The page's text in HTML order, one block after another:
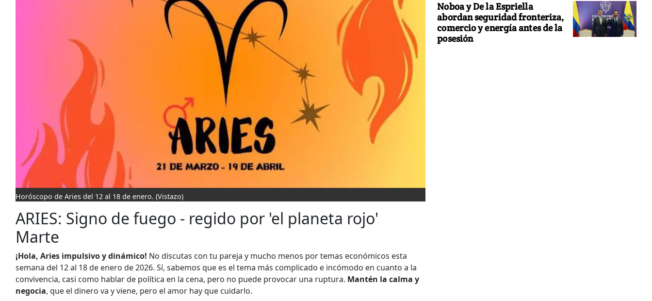
Horóscopo de Aries del 12 al 18 de enero. (Vistazo)
ARIES: Signo de fuego - regido por 'el planeta rojo'
Marte
¡Hola, Aries impulsivo y dinámico! No discutas con tu pareja y mucho menos por temas económicos esta
semana del 12 al 18 de enero de 2026. Sí, sabemos que es el tema más complicado e incómodo en cuanto a la
convivencia, casi como hablar de política en la cena, pero no puede provocar una ruptura. Mantén la calma y
negocia, que el dinero va y viene, pero el amor hay que cuidarlo.
Noboa y De la Espriella
abordan seguridad fronteriza,
comercio y energía antes de la
posesión